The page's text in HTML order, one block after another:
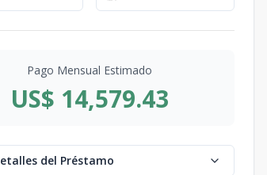
Pago Mensual Estimado
US$ 14,579.43
del Préstamo